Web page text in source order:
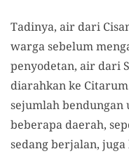
Tadinya, air dari
warga sebelum
penyodetan, air dari
diarahkan ke
sejumlah
beberapa daerah,
sedang berjalan,